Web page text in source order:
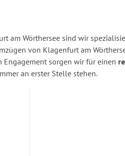
am Wörthersee sind wir
von Klagenfurt am
Engagement sorgen wir für einen
an erster Stelle stehen.